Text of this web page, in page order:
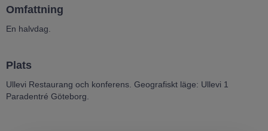
Omfattning
En halvdag.
Plats
Ullevi Restaurang och konferens. Geografiskt läge: Ullevi 1
Paradentré Göteborg.